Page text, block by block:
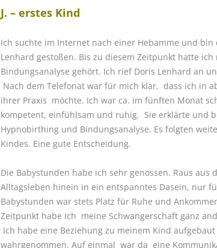
J. – erstes Kind
Ich suchte im Internet nach einer Hebamme und
Lenhard gestoßen. Bis zu diesem Zeitpunkt hatte
Bindungsanalyse gehört. Ich rief Doris Lenhard an
Nach dem Telefonat war für mich klar, dass ich in
ihrer Praxis möchte. Ich war ca. im fünften Monat
kompetent, einfühlsam und ruhig. Sie erklärte und
Hypnobirthing und Bindungsanalyse. Es folgten
Kindes. Eine gute Entscheidung.
Die Babystunden habe ich sehr genossen. Raus aus
Alltagsleben hinein in ein entspanntes Dasein, nur
Babystunden war stets Platz für Ruhe und
Zeitpunkt habe ich meine Schwangerschaft ganz
Ich habe eine Beziehung zu meinem Kind
wahrgenommen. Auf einmal war da eine